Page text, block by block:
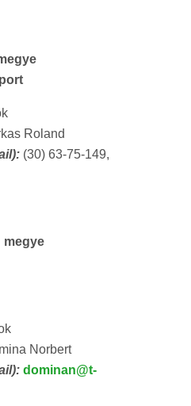
Roland
(30) 63-75-149,
megye
Norbert
dominan@t-